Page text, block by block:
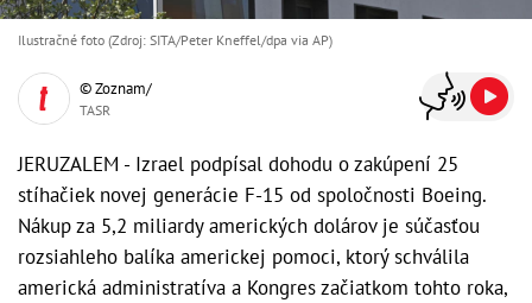
Ilustračné foto (Zdroj: SITA/Peter Kneffel/dpa via AP)
© Zoznam/
TASR
JERUZALEM - Izrael podpísal dohodu o zakúpení 25
stíhačiek novej generácie F-15 od spoločnosti Boeing.
Nákup za 5,2 miliardy amerických dolárov je súčasťou
rozsiahleho balíka americkej pomoci, ktorý schválila
americká administratíva a Kongres začiatkom tohto roka,